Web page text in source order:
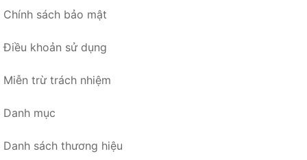
Chính sách bảo mật
Điều khoản sử dụng
Miễn trừ trách nhiệm
Danh mục
Danh sách thương hiệu